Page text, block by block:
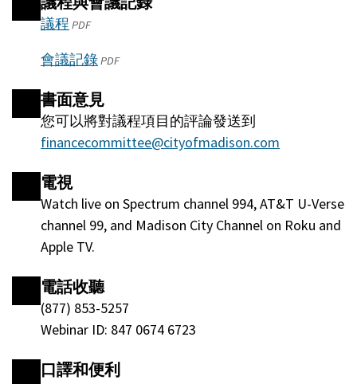
議程(將
一
個
新
的
窗
口
中
開)
PDF
會議記錄(將
一
個
新
口
中
開)
PDF
書面意見
您可以將對議程項目的評論發送到
financecommittee@cityofmadison.com
電視
Watch live on Spectrum channel 994, AT&T U-Verse
channel 99, and Madison City Channel on Roku and
Apple TV.
電話收聽
(877) 853-5257
Webinar ID: 847 0674 6723
口譯和便利